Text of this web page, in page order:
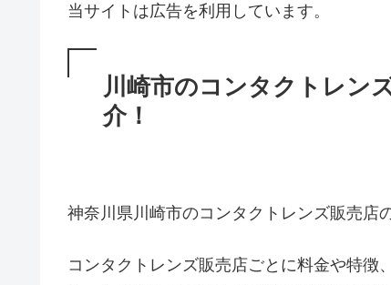
当サイトは広告を利用しています。
川崎市のコンタクトレン
介！
神奈川県川崎市のコンタクトレンズ販売店
コンタクトレンズ販売店ごとに料金や特徴